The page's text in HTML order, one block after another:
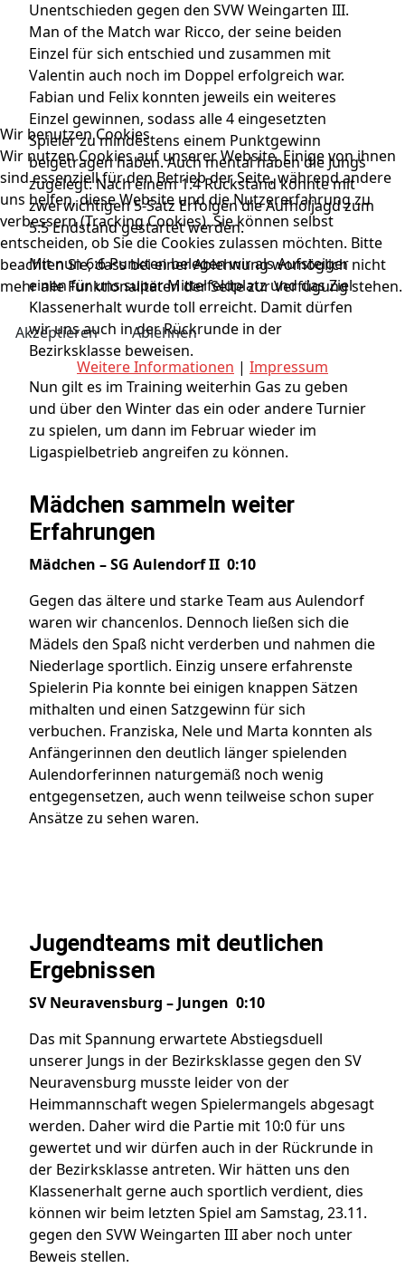
Unentschieden gegen den SVW Weingarten III.
Man of the Match war Ricco, der seine beiden
Einzel für sich entschied und zusammen mit
Valentin auch noch im Doppel erfolgreich war.
Fabian und Felix konnten jeweils ein weiteres
Einzel gewinnen, sodass alle 4 eingesetzten
Spieler zu mindestens einem Punktgewinn
beigetragen haben. Auch mental haben die Jungs
zugelegt: Nach einem 1:4 Rückstand konnte mit
zwei wichtigen 5-Satz Erfolgen die Aufholjagd zum
5:5 Endstand gestartet werden.
Mit nun 6:6 Punkten belegen wir als Aufsteiger
einen für uns super Mittelfeldplatz und das Ziel
Klassenerhalt wurde toll erreicht. Damit dürfen
wir uns auch in der Rückrunde in der
Bezirksklasse beweisen.
Nun gilt es im Training weiterhin Gas zu geben
und über den Winter das ein oder andere Turnier
zu spielen, um dann im Februar wieder im
Ligaspielbetrieb angreifen zu können.
Mädchen sammeln weiter
Erfahrungen
Mädchen – SG Aulendorf II 0:10
Gegen das ältere und starke Team aus Aulendorf
waren wir chancenlos. Dennoch ließen sich die
Mädels den Spaß nicht verderben und nahmen die
Niederlage sportlich. Einzig unsere erfahrenste
Spielerin Pia konnte bei einigen knappen Sätzen
mithalten und einen Satzgewinn für sich
verbuchen. Franziska, Nele und Marta konnten als
Anfängerinnen den deutlich länger spielenden
Aulendorferinnen naturgemäß noch wenig
entgegensetzen, auch wenn teilweise schon super
Ansätze zu sehen waren.
Jugendteams mit deutlichen
Ergebnissen
SV Neuravensburg – Jungen 0:10
Das mit Spannung erwartete Abstiegsduell
unserer Jungs in der Bezirksklasse gegen den SV
Neuravensburg musste leider von der
Heimmannschaft wegen Spielermangels abgesagt
werden. Daher wird die Partie mit 10:0 für uns
gewertet und wir dürfen auch in der Rückrunde in
der Bezirksklasse antreten. Wir hätten uns den
Klassenerhalt gerne auch sportlich verdient, dies
können wir beim letzten Spiel am Samstag, 23.11.
gegen den SVW Weingarten III aber noch unter
Beweis stellen.
Wir benutzen Cookies
Wir nutzen Cookies auf unserer Website. Einige von ihnen
sind essenziell für den Betrieb der Seite, während andere
uns helfen, diese Website und die Nutzererfahrung zu
verbessern (Tracking Cookies). Sie können selbst
entscheiden, ob Sie die Cookies zulassen möchten. Bitte
beachten Sie, dass bei einer Ablehnung womöglich nicht
mehr alle Funktionalitäten der Seite zur Verfügung stehen.
Akzeptieren
Ablehnen
Weitere Informationen | Impressum